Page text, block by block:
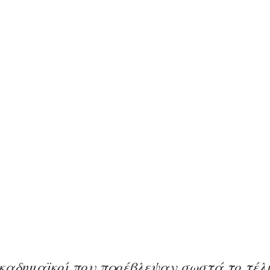
που προέβλεψαν σωστά το